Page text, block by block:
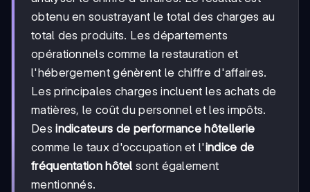
obtenu en soustrayant le total des charges au
total des produits. Les départements
opérationnels comme la restauration et
l'hébergement génèrent le chiffre d'affaires.
Les principales charges incluent les achats de
matières, le coût du personnel et les impôts.
Desindicateurs de performance hôtellerie
comme le taux d'occupation et l'indice de
fréquentation hôtel sont également
mentionnés.